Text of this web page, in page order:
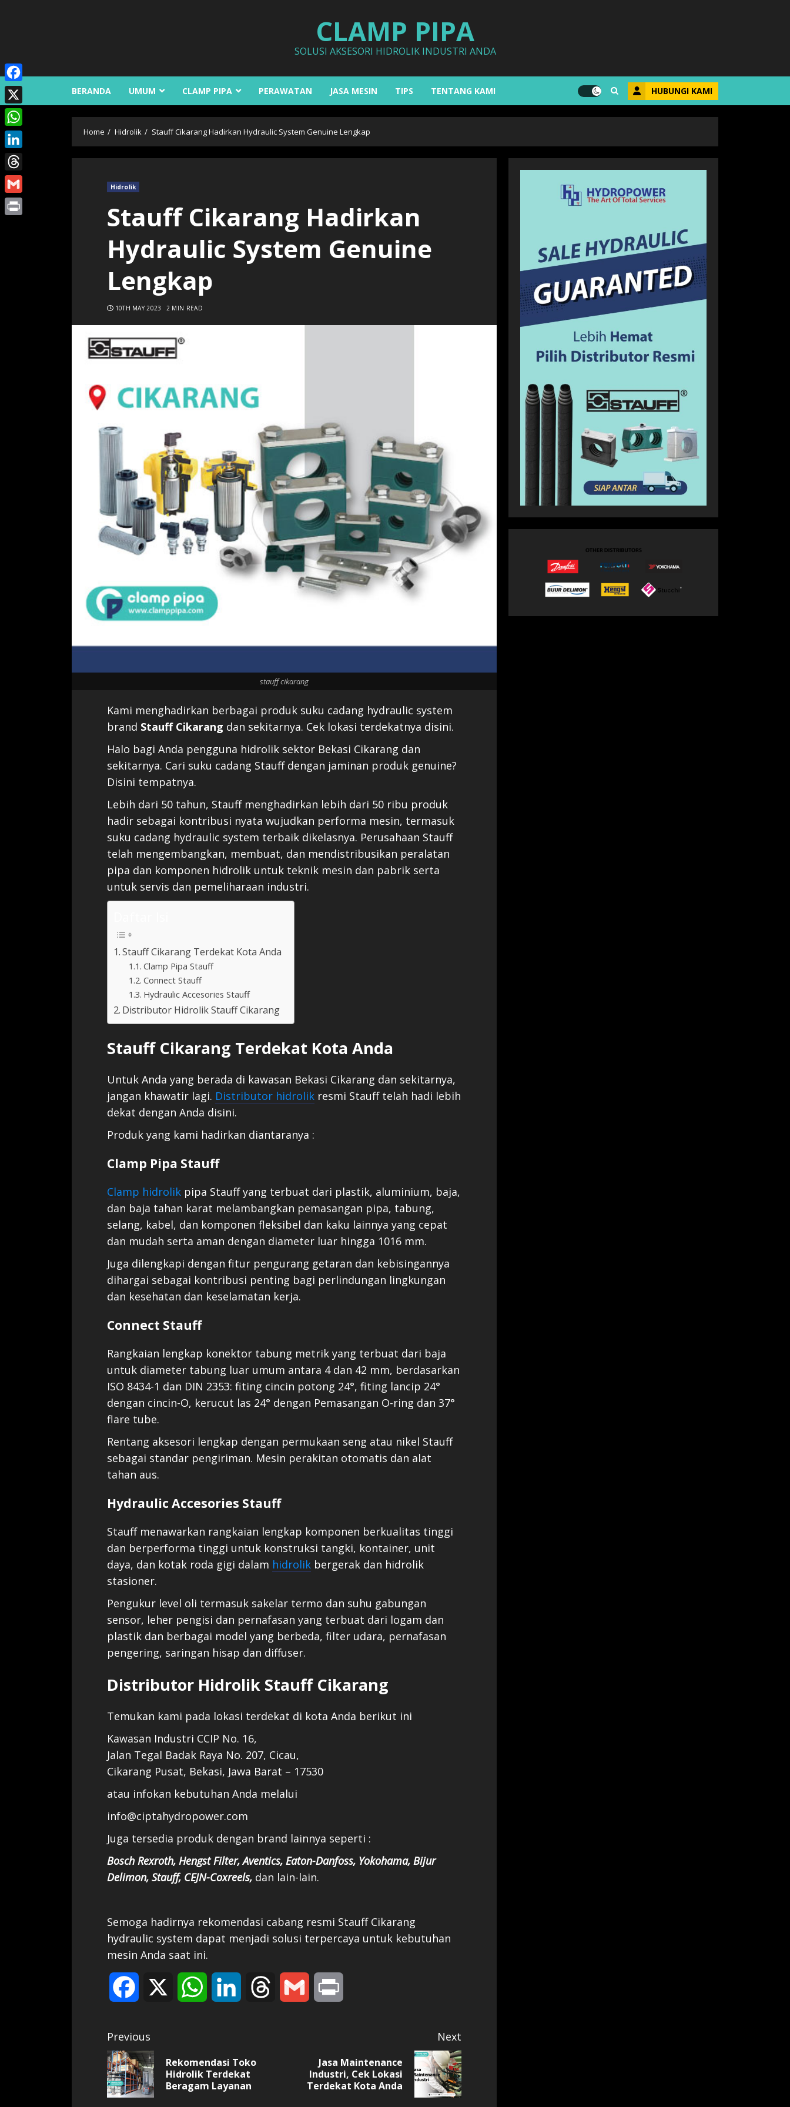
CLAMP PIPA
SOLUSI AKSESORI HIDROLIK INDUSTRI ANDA
BERANDA UMUM CLAMP PIPA PERAWATAN JASA MESIN TIPS TENTANG KAMI HUBUNGI KAMI
Home Hidrolik Stauff Cikarang Hadirkan Hydraulic System Genuine Lengkap
Hidrolik
Stauff Cikarang Hadirkan
Hydraulic System Genuine
Lengkap
10TH MAY 2023 2 MIN READ
stauff cikarang
Kami menghadirkan berbagai produk suku cadang hydraulic system
brand Stauff Cikarang dan sekitarnya. Cek lokasi terdekatnya disini.
Halo bagi Anda pengguna hidrolik sektor Bekasi Cikarang dan
sekitarnya. Cari suku cadang Stauff dengan jaminan produk genuine?
Disini tempatnya.
Lebih dari 50 tahun, Stauff menghadirkan lebih dari 50 ribu produk
hadir sebagai kontribusi nyata wujudkan performa mesin, termasuk
suku cadang hydraulic system terbaik dikelasnya. Perusahaan Stauff
telah mengembangkan, membuat, dan mendistribusikan peralatan
pipa dan komponen hidrolik untuk teknik mesin dan pabrik serta
untuk servis dan pemeliharaan industri.
Stauff Cikarang Terdekat Kota Anda
Clamp Pipa Stauff
Connect Stauff
Hydraulic Accesories Stauff
Distributor Hidrolik Stauff Cikarang
Stauff Cikarang Terdekat Kota Anda
Untuk Anda yang berada di kawasan Bekasi Cikarang dan sekitarnya,
jangan khawatir lagi. Distributor hidrolik resmi Stauff telah hadi lebih
dekat dengan Anda disini.
Produk yang kami hadirkan diantaranya :
Clamp Pipa Stauff
Clamp hidrolik pipa Stauff yang terbuat dari plastik, aluminium, baja,
dan baja tahan karat melambangkan pemasangan pipa, tabung,
selang, kabel, dan komponen fleksibel dan kaku lainnya yang cepat
dan mudah serta aman dengan diameter luar hingga 1016 mm.
Juga dilengkapi dengan fitur pengurang getaran dan kebisingannya
dihargai sebagai kontribusi penting bagi perlindungan lingkungan
dan kesehatan dan keselamatan kerja.
Connect Stauff
Rangkaian lengkap konektor tabung metrik yang terbuat dari baja
untuk diameter tabung luar umum antara 4 dan 42 mm, berdasarkan
ISO 8434-1 dan DIN 2353: fiting cincin potong 24°, fiting lancip 24°
dengan cincin-O, kerucut las 24° dengan Pemasangan O-ring dan 37°
flare tube.
Rentang aksesori lengkap dengan permukaan seng atau nikel Stauff
sebagai standar pengiriman. Mesin perakitan otomatis dan alat
tahan aus.
Hydraulic Accesories Stauff
Stauff menawarkan rangkaian lengkap komponen berkualitas tinggi
dan berperforma tinggi untuk konstruksi tangki, kontainer, unit
daya, dan kotak roda gigi dalam hidrolik bergerak dan hidrolik
stasioner.
Pengukur level oli termasuk sakelar termo dan suhu gabungan
sensor, leher pengisi dan pernafasan yang terbuat dari logam dan
plastik dan berbagai model yang berbeda, filter udara, pernafasan
pengering, saringan hisap dan diffuser.
Distributor Hidrolik Stauff Cikarang
Temukan kami pada lokasi terdekat di kota Anda berikut ini
Kawasan Industri CCIP No. 16,
Jalan Tegal Badak Raya No. 207, Cicau,
Cikarang Pusat, Bekasi, Jawa Barat – 17530
atau infokan kebutuhan Anda melalui
info@ciptahydropower.com
Juga tersedia produk dengan brand lainnya seperti :
Bosch Rexroth, Hengst Filter, Aventics, Eaton-Danfoss, Yokohama, Bijur
Delimon, Stauff, CEJN-Coxreels, dan lain-lain.
Semoga hadirnya rekomendasi cabang resmi Stauff Cikarang
hydraulic system dapat menjadi solusi terpercaya untuk kebutuhan
mesin Anda saat ini.
Facebook WhatsAppLinkedIn Threads Gmail
Continue
Reading
Previous
Previous
post:
Rekomendasi Toko
Hidrolik Terdekat
Beragam Layanan
Next
Next
post:
Jasa Maintenance
Industri, Cek Lokasi
Terdekat Kota Anda
Facebook
X
WhatsApp
LinkedIn
Threads
Gmail